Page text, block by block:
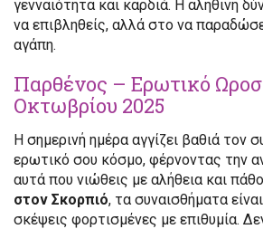
γενναιότητα και καρδιά. Η αληθινή
να επιβληθείς, αλλά στο να
αγάπη.
Παρθένος – Ερωτικό
Οκτωβρίου 2025
Η σημερινή ημέρα αγγίζει βαθιά τον
ερωτικό σου κόσμο, φέρνοντας την
αυτά που νιώθεις με αλήθεια και
στον Σκορπιό, τα συναισθήματα
σκέψεις φορτισμένες με επιθυμία.